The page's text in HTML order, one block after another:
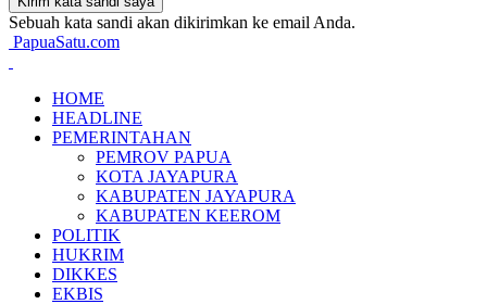
Sebuah kata sandi akan dikirimkan ke email Anda.
PapuaSatu.com
HOME
HEADLINE
PEMERINTAHAN
PEMROV PAPUA
KOTA JAYAPURA
KABUPATEN JAYAPURA
KABUPATEN KEEROM
POLITIK
HUKRIM
DIKKES
EKBIS